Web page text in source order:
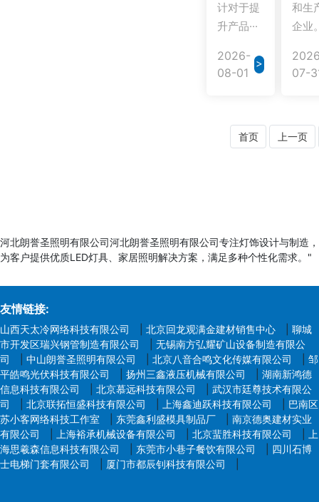
计对于提
升产品···
2026-
08-01
>
和生
企业
07-
首页 上一页
河北朗誉圣照明有限公司河北朗誉圣照明有限公司专注灯饰设计与制造，
为客户提供优质LED灯具、家居照明解决方案，满足多种个性化需求。"
友情链接:
山西天太冷网络科技有限公司 北京回龙观满金建材销售中心
聊城
市开发区瑞兴钢管制造有限公司
无锡南方弘耀矿山设备制造有限公
司
中山朗誉圣照明有限公司 北京八音合鸣文化传媒有限公司
邹
平皓鸣光伏科技有限公司
扬州三鑫液压机械有限公司
湖南新鸿德
信息科技有限公司
北京慕远科技有限公司
武汉市廷尊技术有限公
司
北京联拓恒盛科技有限公司 上海鑫迪跃科技有限公司
巴南区
苏小客网络科技工作室
东莞鑫利盛模具制品厂
南京德奥建材实业
有限公司
上海裕承机械设备有限公司 北京蜚胜科技有限公司
上
海思羲森信息科技有限公司
东莞市小巷子餐饮有限公司
四川石博
士电梯门套有限公司
厦门市都辰钊科技有限公司